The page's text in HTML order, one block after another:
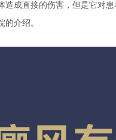
造成直接的伤害，但是它对
的介绍。